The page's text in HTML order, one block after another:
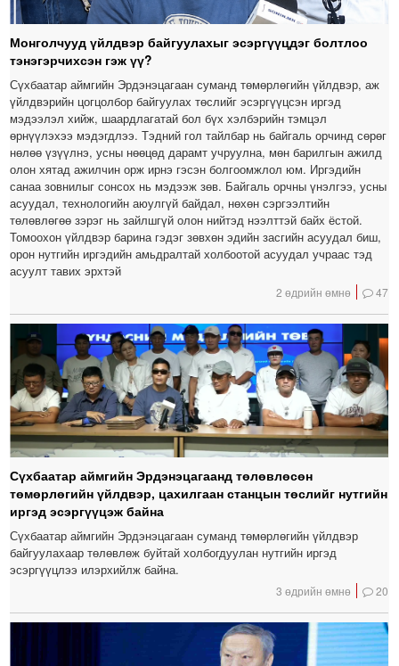
Монголчууд үйлдвэр байгуулахыг эсэргүүцдэг болтлоо
тэнэгэрчихсэн гэж үү?
Сүхбаатар аймгийн Эрдэнэцагаан суманд төмөрлөгийн үйлдвэр, аж
үйлдвэрийн цогцолбор байгуулах төслийг эсэргүүцсэн иргэд
мэдээлэл хийж, шаардлагатай бол бүх хэлбэрийн тэмцэл
өрнүүлэхээ мэдэгдлээ. Тэдний гол тайлбар нь байгаль орчинд сөрөг
нөлөө үзүүлнэ, усны нөөцөд дарамт учруулна, мөн барилгын ажилд
олон хятад ажилчин орж ирнэ гэсэн болгоомжлол юм. Иргэдийн
санаа зовнилыг сонсох нь мэдээж зөв. Байгаль орчны үнэлгээ, усны
асуудал, технологийн аюулгүй байдал, нөхөн сэргээлтийн
төлөвлөгөө зэрэг нь зайлшгүй олон нийтэд нээлттэй байх ёстой.
Томоохон үйлдвэр барина гэдэг зөвхөн эдийн засгийн асуудал биш,
орон нутгийн иргэдийн амьдралтай холбоотой асуудал учраас тэд
асуулт тавих эрхтэй
2 өдрийн өмнө 47
Сүхбаатар аймгийн Эрдэнэцагаанд төлөвлөсөн
төмөрлөгийн үйлдвэр, цахилгаан станцын төслийг нутгийн
иргэд эсэргүүцэж байна
Сүхбаатар аймгийн Эрдэнэцагаан суманд төмөрлөгийн үйлдвэр
байгуулахаар төлөвлөж буйтай холбогдуулан нутгийн иргэд
эсэргүүцлээ илэрхийлж байна.
3 өдрийн өмнө 20